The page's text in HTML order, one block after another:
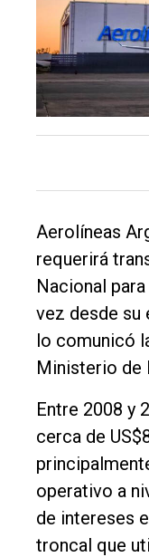
El
único
DIARIO
Balcarce
Inicio
Tendencia
Int.
General
Política
Cultura
Entrevistas
Rural
Deportes
Fúnebres
Aerolíneas
requerirá
Nacional
vez desde su
lo comunicó
Ministerio de
Entre 2008 y
cerca de
operativo a
de intereses
troncal que